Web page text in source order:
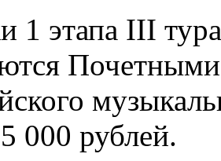
1 этапа III
Почетными
000 рублей.